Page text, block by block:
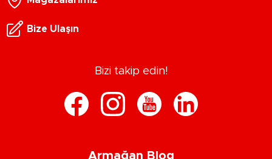
Bize Ulaşın
Bizi takip edin!
Armağan Blog